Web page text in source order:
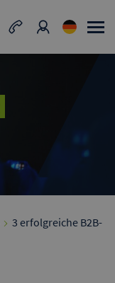
3 erfolgreiche B2B-